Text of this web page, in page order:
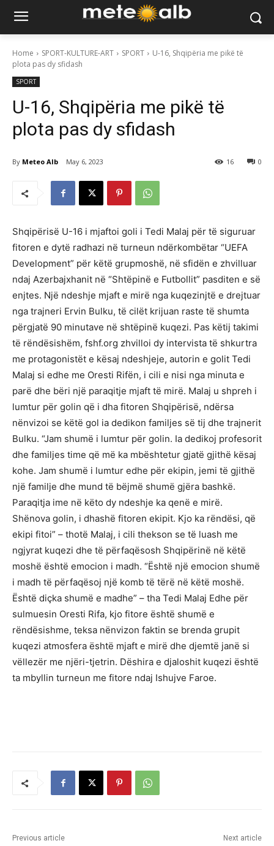
Home SPORT-KULTURE-ART SPORT
U-16, Shqipëria me pikë të
plota pas dy sfidash
SPORT
U-16, Shqipëria me pikë të
plota pas dy sfidash
By Meteo Alb May 6, 2023 0
16
Shqipërisë U-16 i mjaftoi goli i Tedi Malaj për të siguruar
fitoren e dytë radhazi në turneun ndërkombëtar “UEFA
Development” për këtë grupmoshë, në sfidën e zhvilluar
ndaj Azerbajxhanit në “Shtëpinë e Futbollit” pasditen e së
enjtes. Një ndeshje mjaft e mirë nga kuqezinjtë e drejtuar
nga trajneri Ervin Bulku, të cilët krijuan raste të shumta
përgjatë 90 minutave në shtëpinë kuqezi. Pas këtij takimi
të rëndësishëm, fshf.org zhvilloi dy intervista të shkurtra
me protagonistët e kësaj ndeshjeje, autorin e golit Tedi
Malaj si edhe me Oresti Rifën, i cili e nisi nga minuta e
parë dhe bëri një paraqitje mjaft të mirë. Malaj u shpreh i
lumtur për golin që i dha fitoren Shqipërisë, ndërsa
nënvizoi se këtë gol ia dedikon familjes së tij dhe trajnerit
Bulku. “Jam shumë i lumtur për golin. Ia dedikoj profesorit
dhe familjes time që më ka mbështetur gjatë gjithë kësaj
kohe. Jam shumë i lumtur edhe për ekipin, jemi të gjithë
një familje dhe mund të bëjmë shumë gjëra bashkë.
Paraqitja ime në këto dy ndeshje ka qenë e mirë.
Shënova golin, i dhashë fitoren ekipit. Kjo ka rëndësi, që
ekipi fitoi” – thotë Malaj, i cili thekson se të luash me
ngjyrat kuqezi dhe të përfaqësosh Shqipërinë në këtë
moshë është emocion i madh. “Është një emocion shumë
i madh të përfaqësoj një komb të tërë në këtë moshë.
Është diçka shumë e madhe” – tha Tedi Malaj Edhe për
sulmuesin Oresti Rifa, kjo fitore është shumë e
rëndësishme, teksa nënvizon faktin se brenda grupit
kuqezi atmosfera është mjaft e mirë dhe djemtë janë si
vëllezër me njëri-tjetrin. Dëshira e djaloshit kuqezi është
ta mbyllin turneun me fitore ndaj Ishujve Faroe.
Previous article Next article